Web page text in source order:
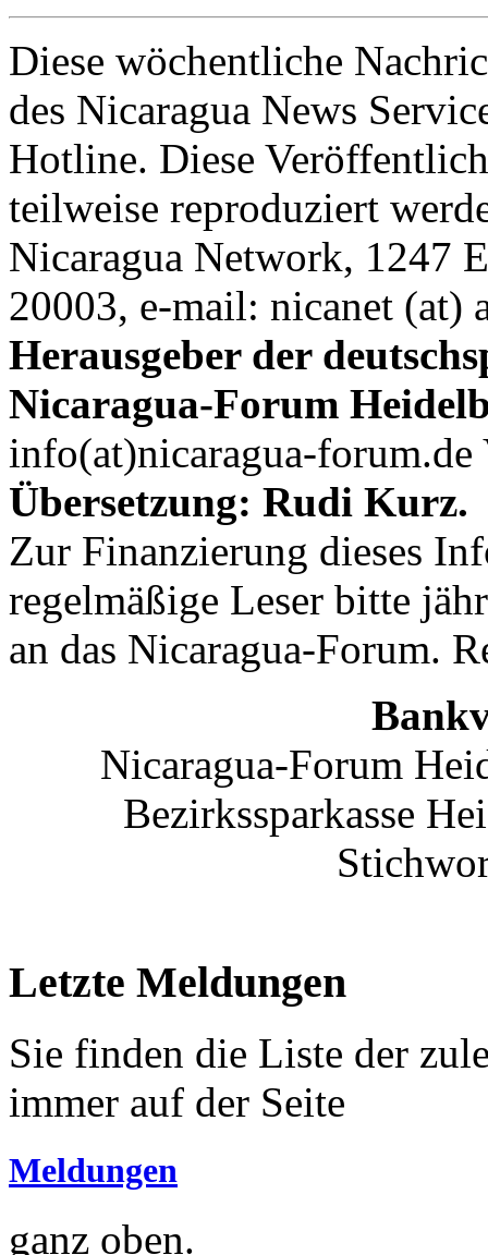
Diese wöchentliche
des Nicaragua News
Hotline. Diese
teilweise reproduziert
Nicaragua Network, 1247
20003, e-mail: nicanet (at)
Herausgeber der
Nicaragua-Forum
info(at)nicaragua-
Übersetzung: Rudi Kurz.
Zur Finanzierung dieses
regelmäßige Leser bitte
an das Nicaragua-Forum.
Nicaragua-Forum
Bezirkssparkasse
Letzte Meldungen
Sie finden die Liste der
immer auf der Seite
Meldungen
ganz oben.